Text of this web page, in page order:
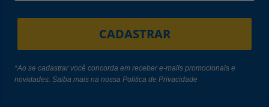
CADASTRAR
*Ao se cadastrar você concorda em receber e-mails promocionais e
novidades. Saiba mais na nossaPolitica de Privacidade